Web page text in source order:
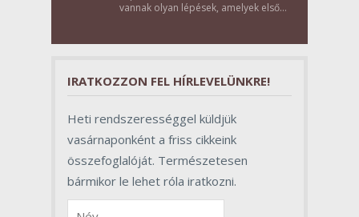
vannak olyan lépések, amelyek első
szerepet töltenek be az egész
IRATKOZZON FEL HÍRLEVELÜNKRE!
Heti rendszerességgel küldjük
vasárnaponként a friss cikkeink
összefoglalóját. Természetesen
bármikor le lehet róla iratkozni.